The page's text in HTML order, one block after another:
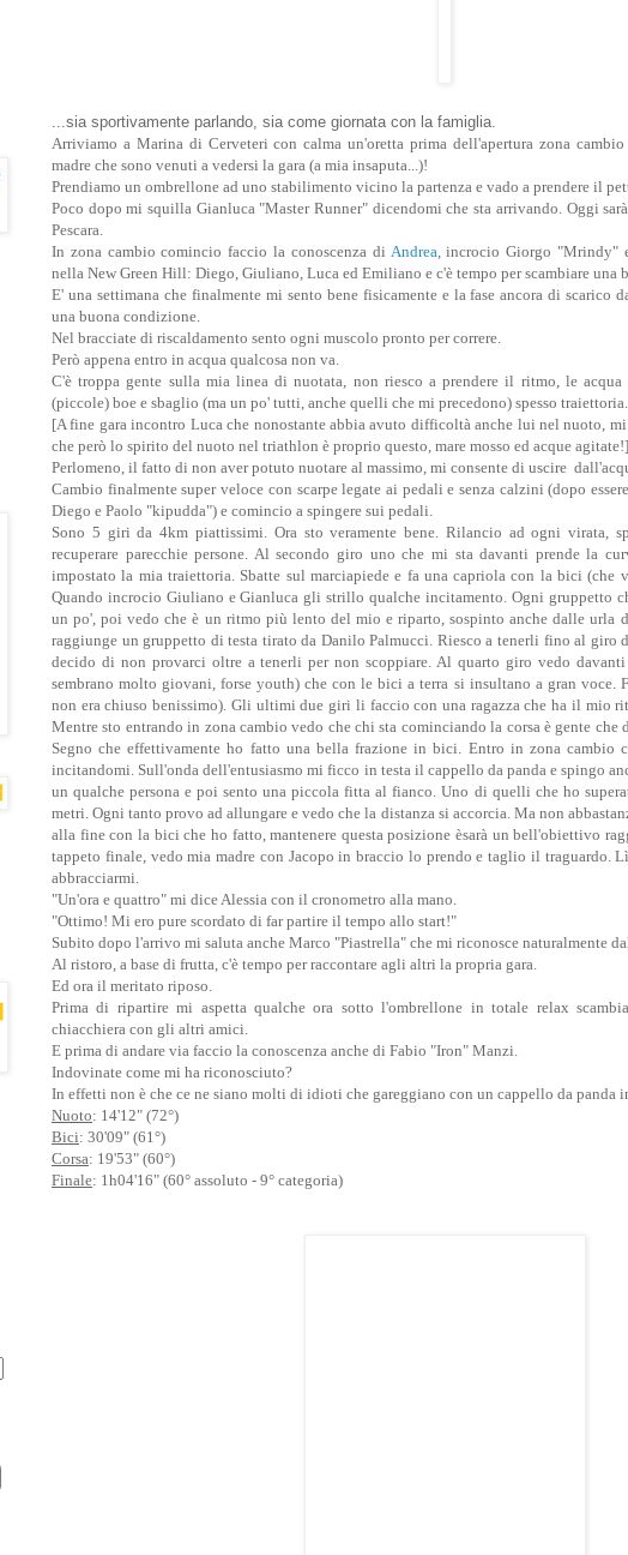
...sia sportivamente parlando, sia come giornata con la famiglia.
Arriviamo a Marina di Cerveteri con calma un'oretta prima dell'apertura zona
madre che sono venuti a vedersi la gara (a mia insaputa...)!
Prendiamo un ombrellone ad uno stabilimento vicino la partenza e vado a prendere il
Poco dopo mi squilla Gianluca "Master Runner" dicendomi che sta arrivando. Oggi
Pescara.
In zona cambio comincio faccio la conoscenza di Andrea, incrocio Giorgo "Mrindy"
nella New Green Hill: Diego, Giuliano, Luca ed Emiliano e c'è tempo per scambiare una
E' una settimana che finalmente mi sento bene fisicamente e la fase ancora di scarico
una buona condizione.
Nel bracciate di riscaldamento sento ogni muscolo pronto per correre.
Però appena entro in acqua qualcosa non va.
C'è troppa gente sulla mia linea di nuotata, non riesco a prendere il ritmo, le
(piccole) boe e sbaglio (ma un po' tutti, anche quelli che mi precedono) spesso traiettoria.
[A fine gara incontro Luca che nonostante abbia avuto difficoltà anche lui nel nuoto,
che però lo spirito del nuoto nel triathlon è proprio questo, mare mosso ed acque agitate!]
Perlomeno, il fatto di non aver potuto nuotare al massimo, mi consente di uscire
Cambio finalmente super veloce con scarpe legate ai pedali e senza calzini (dopo
Diego e Paolo "kipudda") e comincio a spingere sui pedali.
Sono 5 giri da 4km piattissimi. Ora sto veramente bene. Rilancio ad ogni virata,
recuperare parecchie persone. Al secondo giro uno che mi sta davanti prende la
impostato la mia traiettoria. Sbatte sul marciapiede e fa una capriola con la bici (che
Quando incrocio Giuliano e Gianluca gli strillo qualche incitamento. Ogni gruppetto
un po', poi vedo che è un ritmo più lento del mio e riparto, sospinto anche dalle urla
raggiunge un gruppetto di testa tirato da Danilo Palmucci. Riesco a tenerli fino al giro
decido di non provarci oltre a tenerli per non scoppiare. Al quarto giro vedo
sembrano molto giovani, forse youth) che con le bici a terra si insultano a gran voce.
non era chiuso benissimo). Gli ultimi due giri li faccio con una ragazza che ha il mio
Mentre sto entrando in zona cambio vedo che chi sta cominciando la corsa è gente
Segno che effettivamente ho fatto una bella frazione in bici. Entro in zona cambio
incitandomi. Sull'onda dell'entusiasmo mi ficco in testa il cappello da panda e spingo
un qualche persona e poi sento una piccola fitta al fianco. Uno di quelli che ho
metri. Ogni tanto provo ad allungare e vedo che la distanza si accorcia. Ma non
alla fine con la bici che ho fatto, mantenere questa posizione èsarà un bell'obiettivo
tappeto finale, vedo mia madre con Jacopo in braccio lo prendo e taglio il traguardo.
abbracciarmi.
"Un'ora e quattro" mi dice Alessia con il cronometro alla mano.
"Ottimo! Mi ero pure scordato di far partire il tempo allo start!"
Subito dopo l'arrivo mi saluta anche Marco "Piastrella" che mi riconosce naturalmente
Al ristoro, a base di frutta, c'è tempo per raccontare agli altri la propria gara.
Ed ora il meritato riposo.
Prima di ripartire mi aspetta qualche ora sotto l'ombrellone in totale relax
chiacchiera con gli altri amici.
E prima di andare via faccio la conoscenza anche di Fabio "Iron" Manzi.
Indovinate come mi ha riconosciuto?
In effetti non è che ce ne siano molti di idioti che gareggiano con un cappello da panda
Nuoto: 14'12" (72°)
Bici: 30'09" (61°)
Corsa: 19'53" (60°)
Finale: 1h04'16" (60° assoluto - 9° categoria)